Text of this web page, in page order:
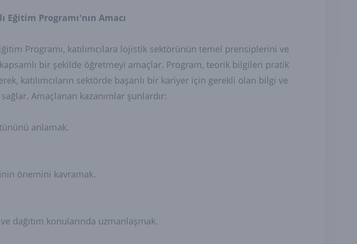
Eğitim Programı'nın Amacı
Programı, katılımcılara lojistik sektörünün temel prensiplerini ve
bir şekilde öğretmeyi amaçlar. Program, teorik bilgileri pratik
katılımcıların sektörde başarılı bir kariyer için gerekli olan bilgi ve
Amaçlanan kazanımlar şunlardır:
anlamak.
önemini kavramak.
dağıtım konularında uzmanlaşmak.